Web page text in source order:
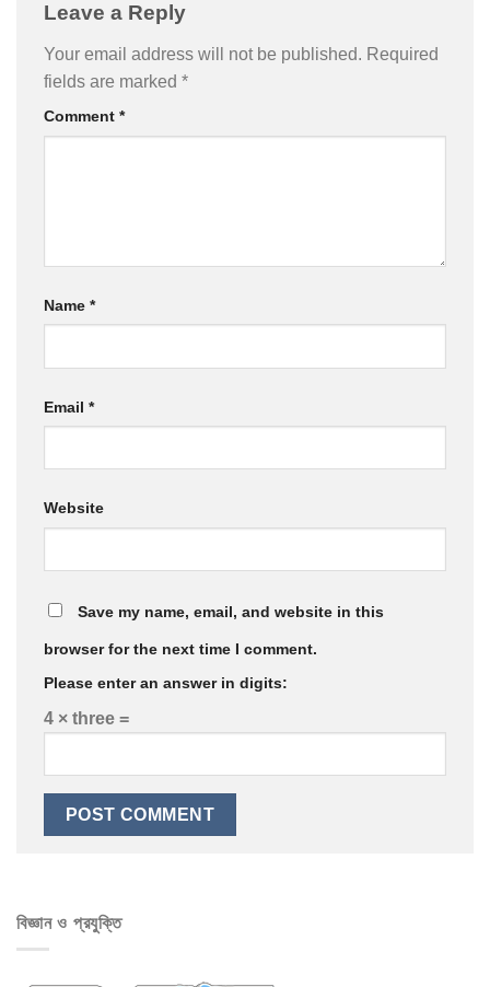
Leave a Reply
Your email address will not be published. Required
fields are marked *
Comment *
Name *
Email *
Website
Save my name, email, and website in this
browser for the next time I comment.
Please enter an answer in digits:
4 × three =
বিজ্ঞান ও প্রযুক্তি